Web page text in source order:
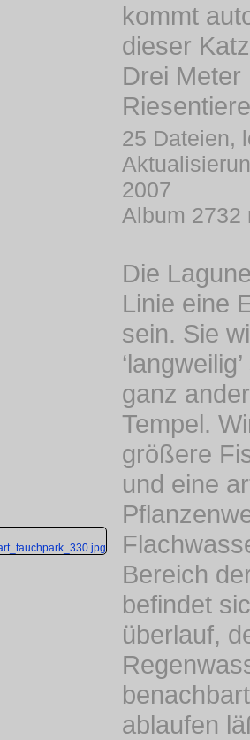
kommt
dieser
Drei
25 Dateien,
2007
Album 2732
Die
Linie eine
sein. Sie
ganz
Tempel.
größere
und eine
Bereich
befindet
überlauf,
ablaufen